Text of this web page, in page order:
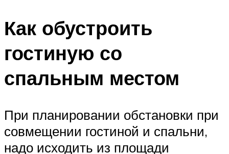
Как обустроить
гостиную со
спальным местом
При планировании обстановки при
совмещении гостиной и спальни,
надо исходить из площади